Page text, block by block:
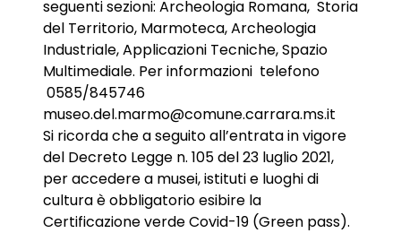
seguenti sezioni: Archeologia Romana, Storia
del Territorio, Marmoteca, Archeologia
Industriale, Applicazioni Tecniche, Spazio
Multimediale. Per informazioni telefono
0585/845746
museo.del.marmo@comune.carrara.ms.it
Si ricorda che a seguito all’entrata in vigore
del Decreto Legge n. 105 del 23 luglio 2021,
per accedere a musei, istituti e luoghi di
cultura è obbligatorio esibire la
Certificazione verde Covid-19 (Green pass).